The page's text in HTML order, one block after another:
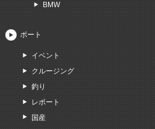
BMW
ボート
イベント
クルージング
釣り
レポート
国産